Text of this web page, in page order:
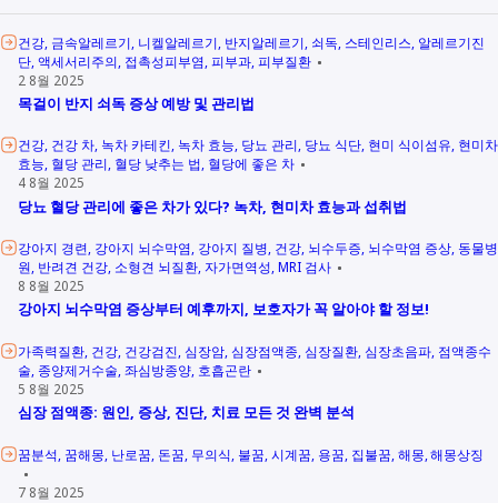
건강 금속알레르기 니켈알레르기 반지알레르기 쇠독 스테인리스 알레르기진
단 액세서리주의 접촉성피부염 피부과 피부질환
2 8월 2025
목걸이 반지 쇠독 증상 예방 및 관리법
건강 건강 차 녹차 카테킨 녹차 효능 당뇨 관리 당뇨 식단 현미 식이섬유 현미차
효능 혈당 관리 혈당 낮추는 법 혈당에 좋은 차
4 8월 2025
당뇨 혈당 관리에 좋은 차가 있다? 녹차, 현미차 효능과 섭취법
강아지 경련 강아지 뇌수막염 강아지 질병 건강 뇌수두증 뇌수막염 증상 동물병
원 반려견 건강 소형견 뇌질환 자가면역성 MRI 검사
8 8월 2025
강아지 뇌수막염 증상부터 예후까지, 보호자가 꼭 알아야 할 정보!
가족력질환 건강 건강검진 심장암 심장점액종 심장질환 심장초음파 점액종수
술 종양제거수술 좌심방종양 호흡곤란
5 8월 2025
심장 점액종: 원인, 증상, 진단, 치료 모든 것 완벽 분석
꿈분석 꿈해몽 난로꿈 돈꿈 무의식 불꿈 시계꿈 용꿈 집불꿈 해몽 해몽상징
7 8월 2025